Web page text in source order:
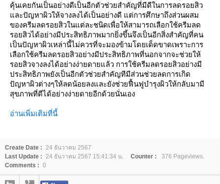
คุ้นเคยกันเป็นอย่างดีเป็นอีกตัวช่วยสำคัญที่มีดีในการลดรอยสิว
และปัญหาผิวให้จางลงได้เป็นอย่างดี แต่การศึกษาถึงส่วนผสม
ของครีมลดรอยสิวในแต่ละชนิดเพื่อให้สามารถเลือกใช้ครีมลด
รอยสิวได้อย่างมีประสิทธิภาพมากยิ่งขึ้นจึงเป็นอีกสิ่งสำคัญที่คน
เป็นปัญหาผิวเหล่านี้ไม่ควรที่จะมองข้ามโดยเด็ดขาดเพราะการ
เลือกใช้ครีมลดรอยสิวอย่างมีประสิทธิภาพที่นอกจากจะช่วยให้
รอยสิวจางลงได้อย่างง่ายดายแล้ว การใช้ครีมลดรอยสิวอย่างมี
ประสิทธิภาพยังเป็นอีกตัวช่วยสำคัญทีมีส่วนช่วยลดการเกิด
ปัญหาผิวต่างๆให้ลดน้อยลงและยังช่วยฟื้นฟูบำรุงผิวให้กลับมามี
สุขภาพที่ดีได้อย่างง่ายดายอีกด้วยนั่นเอง
อ่านเพิ่มเติมที่นี้
Create Date :
24 ธันวาคม 2567
Last Update :
24 ธันวาคม 2567 15:41:34 น. Counter :
376 Pageviews.
Comments : 0